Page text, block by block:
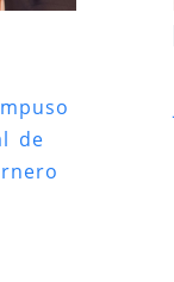
de